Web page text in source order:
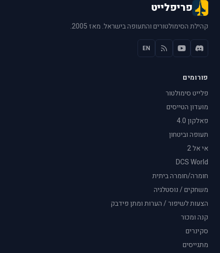
פריפלייט
קהילת הסימולטורים והתעופה בישראל. מאז 2005.
EN
פורומים
פלייט סימולטור
מועדון הטייסים
פאלקון 4.0
תעופה וביטחון
אי אל 2
DCS World
חומרה/חומרה ביתית
משחקים / נוסטלגיה
הצעות לשיפור / הערות ומתן פידבק
קנה ומכור
סקינרים
מתגייסים